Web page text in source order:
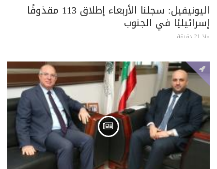
اليونيفيل: سجلنا الأربعاء إطلاق 113 مقذوفًا
إسرائيليًا في الجنوب
منذ 21 دقيقة